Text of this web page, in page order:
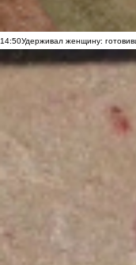
14:50Удерживал женщину: